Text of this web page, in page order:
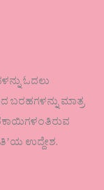
ಓದಲು
ಬರಹಗಳನ್ನು ಮಾತ್ರ
ಉದ್ದೇಶ.